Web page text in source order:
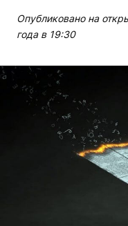
Опубликовано на
года в 19:30